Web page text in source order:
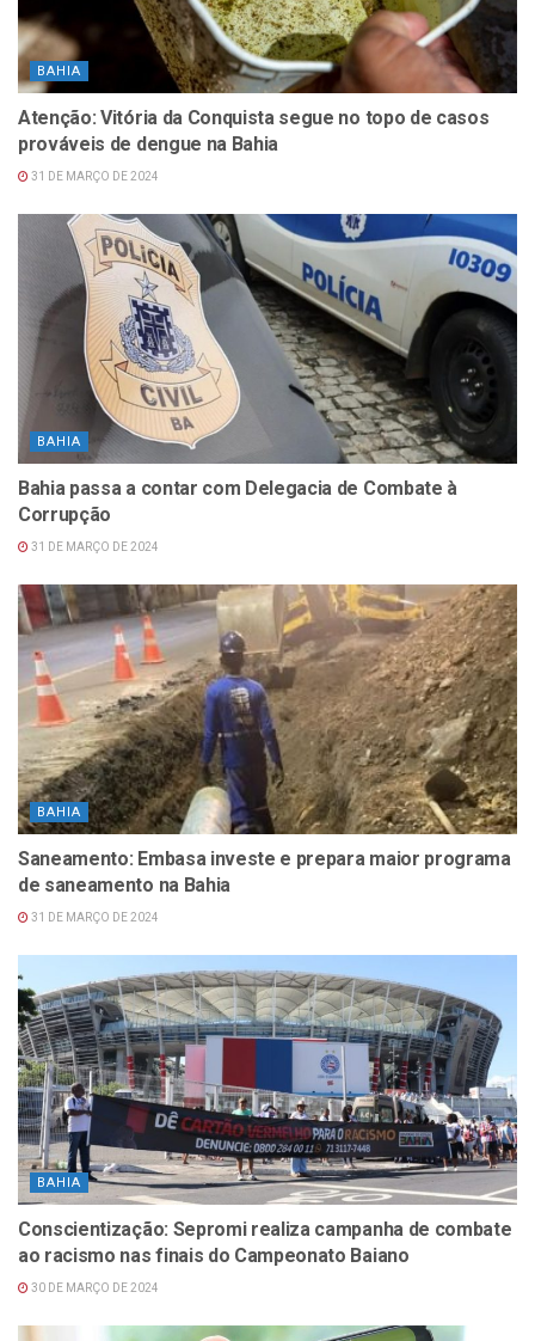
BAHIA
Atenção: Vitória da Conquista segue no topo de casos
prováveis de dengue na Bahia
31 DE MARÇO DE 2024
BAHIA
Bahia passa a contar com Delegacia de Combate à
Corrupção
31 DE MARÇO DE 2024
BAHIA
Saneamento: Embasa investe e prepara maior programa
de saneamento na Bahia
31 DE MARÇO DE 2024
BAHIA
Conscientização: Sepromi realiza campanha de combate
ao racismo nas finais do Campeonato Baiano
30 DE MARÇO DE 2024